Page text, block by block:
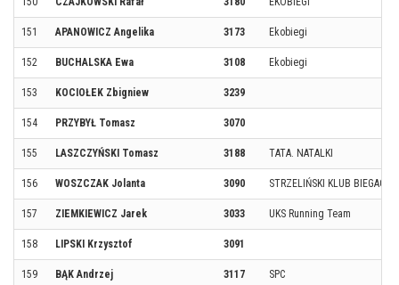
151 APANOWICZ Angelika 3173 Ekobiegi
152 BUCHALSKA Ewa 3108 Ekobiegi
153 KOCIOŁEK Zbigniew 3239
154 PRZYBYŁ Tomasz 3070
155 LASZCZYŃSKI Tomasz 3188 TATA. NATALKI
156 WOSZCZAK Jolanta 3090 STRZELIŃSKI KLUB
157 ZIEMKIEWICZ Jarek 3033 UKS Running Team
158 LIPSKI Krzysztof 3091
159 BĄK Andrzej 3117 SPC